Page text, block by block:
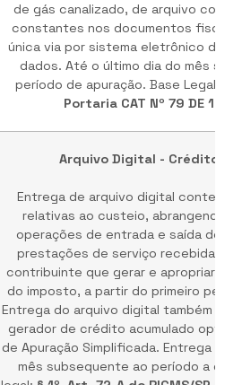
de gás canalizado, de arquivo
constantes nos documentos fiscais
única via por sistema eletrônico de
dados. Até o último dia do mês
período de apuração. Base Legal:
Portaria CAT Nº 79 DE 10/
Arquivo Digital - Crédito
Entrega de arquivo digital
relativas ao custeio, abrangendo
operações de entrada e saída de
prestações de serviço recebidas
contribuinte que gerar e apropriar
do imposto, a partir do primeiro
Entrega do arquivo digital também
gerador de crédito acumulado
de Apuração Simplificada. Entrega
mês subsequente ao período a que